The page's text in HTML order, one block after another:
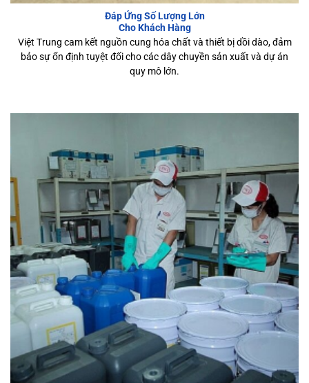
Đáp Ứng Số Lượng Lớn
Cho Khách Hàng
Việt Trung cam kết nguồn cung hóa chất và thiết bị dồi dào, đảm
bảo sự ổn định tuyệt đối cho các dây chuyền sản xuất và dự án
quy mô lớn.